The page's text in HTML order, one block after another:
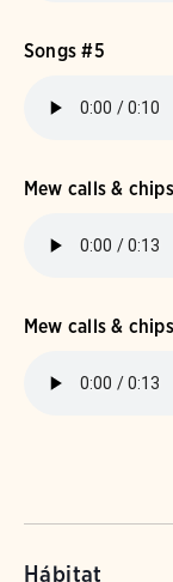
Songs #5
Mew calls & chips
Mew calls & chips
Hábitat